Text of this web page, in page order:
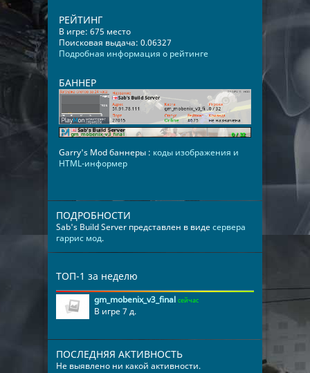
РЕЙТИНГ
В игре: 675 место
Поисковая выдача: 0.06327
Подробная информация о рейтинге
БАННЕР
Garry's Mod баннеры : коды изображения и
HTML-информер
ПОДРОБНОСТИ
Sab's Build Server представлен в видесервера
гаррис мод.
ТОП-1 за неделю
gm_mobenix_v3_final сейчас
В игре 7 д.
ПОСЛЕДНЯЯ АКТИВНОСТЬ
Не выявлено ни какой активности.